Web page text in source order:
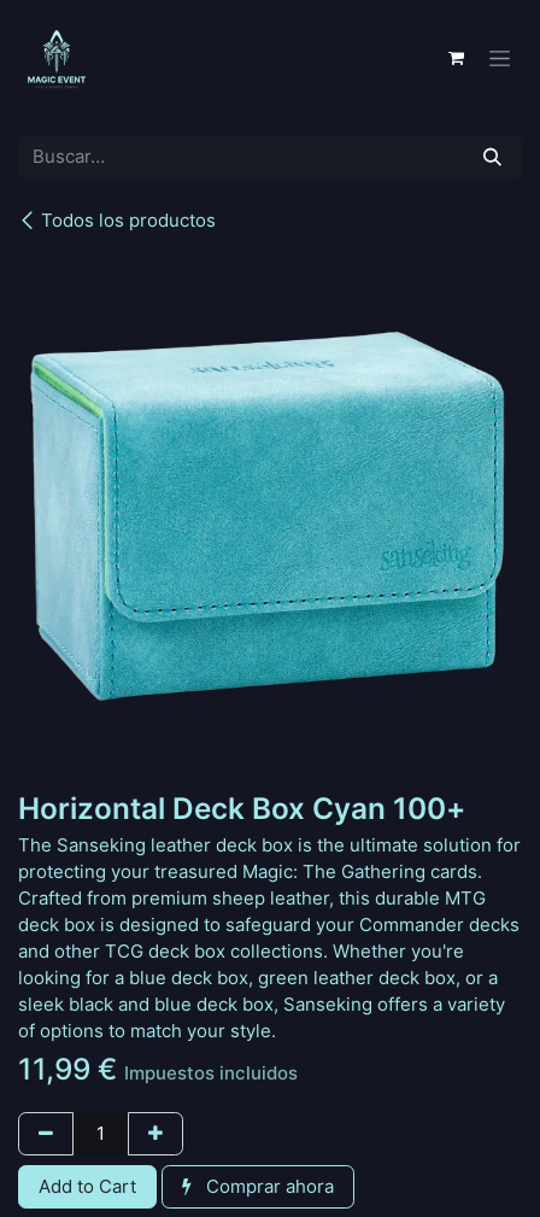
Todos los productos
Horizontal Deck Box Cyan 100+
The Sanseking leather deck box is the ultimate solution for
protecting your treasured Magic: The Gathering cards.
Crafted from premium sheep leather, this durable MTG
deck box is designed to safeguard your Commander decks
and other TCG deck box collections. Whether you're
looking for a blue deck box, green leather deck box, or a
sleek black and blue deck box, Sanseking offers a variety
of options to match your style.
11,99 € Impuestos incluidos
Add to Cart Comprar ahora